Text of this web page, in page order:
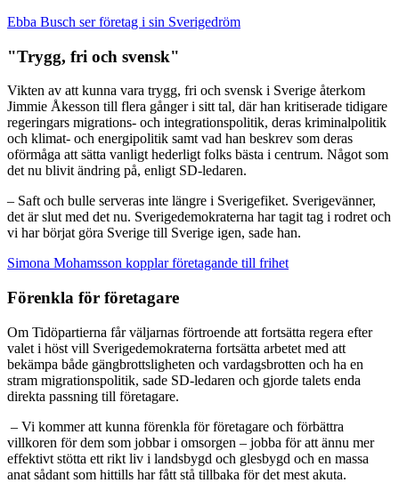
Ebba Busch ser företag i sin Sverigedröm
"Trygg, fri och svensk"
Vikten av att kunna vara trygg, fri och svensk i Sverige återkom
Jimmie Åkesson till flera gånger i sitt tal, där han kritiserade tidigare
regeringars migrations- och integrationspolitik, deras kriminalpolitik
och klimat- och energipolitik samt vad han beskrev som deras
oförmåga att sätta vanligt hederligt folks bästa i centrum. Något som
det nu blivit ändring på, enligt SD-ledaren.
– Saft och bulle serveras inte längre i Sverigefiket. Sverigevänner,
det är slut med det nu. Sverigedemokraterna har tagit tag i rodret och
vi har börjat göra Sverige till Sverige igen, sade han.
Simona Mohamsson kopplar företagande till frihet
Förenkla för företagare
Om Tidöpartierna får väljarnas förtroende att fortsätta regera efter
valet i höst vill Sverigedemokraterna fortsätta arbetet med att
bekämpa både gängbrottsligheten och vardagsbrotten och ha en
stram migrationspolitik, sade SD-ledaren och gjorde talets enda
direkta passning till företagare.
– Vi kommer att kunna förenkla för företagare och förbättra
villkoren för dem som jobbar i omsorgen – jobba för att ännu mer
effektivt stötta ett rikt liv i landsbygd och glesbygd och en massa
anat sådant som hittills har fått stå tillbaka för det mest akuta.